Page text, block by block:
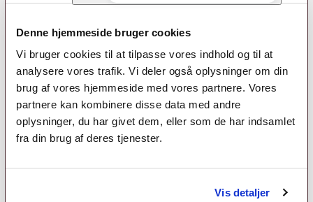
Denne hjemmeside bruger cookies
Vi bruger cookies til at tilpasse vores indhold og til at
analysere vores trafik. Vi deler også oplysninger om din
brug af vores hjemmeside med vores partnere. Vores
partnere kan kombinere disse data med andre
oplysninger, du har givet dem, eller som de har indsamlet
fra din brug af deres tjenester.
Vis detaljer
Medlemskab
Optagelseskriterier
Kontingent
Nyheder
Tidsskrift for Psykoterapi
Tilmeld nyhedsbrev